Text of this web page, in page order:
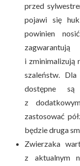
przed
pojawi się
powinien
i zminimalizują
szaleństw.
dostępne są
z
zastosować
będzie druga
Zwierzaka
z aktualnym